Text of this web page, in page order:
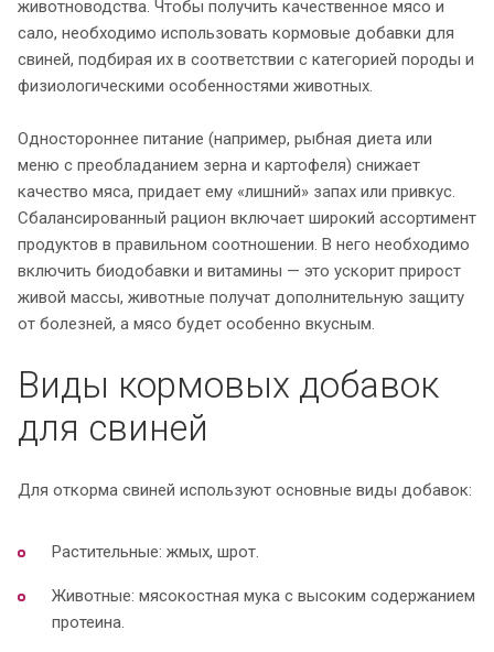
животноводства. Чтобы получить качественное мясо и
сало, необходимо использовать кормовые добавки для
свиней, подбирая их в соответствии с категорией породы и
физиологическими особенностями животных.
Одностороннее питание (например, рыбная диета или
меню с преобладанием зерна и картофеля) снижает
качество мяса, придает ему «лишний» запах или привкус.
Сбалансированный рацион включает широкий ассортимент
продуктов в правильном соотношении. В него необходимо
включить биодобавки и витамины — это ускорит прирост
живой массы, животные получат дополнительную защиту
от болезней, а мясо будет особенно вкусным.
Виды кормовых добавок
для свиней
Для откорма свиней используют основные виды добавок:
Растительные: жмых, шрот.
Животные: мясокостная мука с высоким содержанием
протеина.